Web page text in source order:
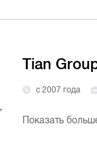
Tian
с 2007 года
Показать